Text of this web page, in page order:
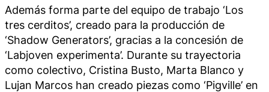
Además forma parte del equipo de trabajo ‘Los
tres cerditos’, creado para la producción de
‘Shadow Generators’, gracias a la concesión de
‘Labjoven experimenta’. Durante su trayectoria
como colectivo, Cristina Busto, Marta Blanco y
Lujan Marcos han creado piezas como ‘Pigville’ en